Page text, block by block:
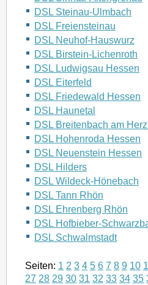
DSL Steinau-Ulmbach
DSL Freiensteinau
DSL Neuhof-Hauswurz
DSL Birstein-Lichenroth
DSL Ludwigsau Hessen
DSL Eiterfeld
DSL Friedewald Hessen
DSL Haunetal
DSL Breitenbach am
DSL Hohenroda Hessen
DSL Neuenstein Hessen
DSL Hilders
DSL Wildeck-Hönebach
DSL Tann Rhön
DSL Ehrenberg Rhön
DSL Hofbieber-
DSL Schwalmstadt
Seiten: 1 2 3 4 5 6 7 8 9 10
27 28 29 30 31 32 33 34 35